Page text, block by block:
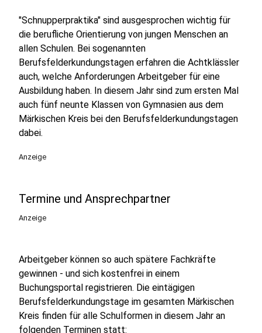
"Schnupperpraktika" sind ausgesprochen wichtig für
die berufliche Orientierung von jungen Menschen an
allen Schulen. Bei sogenannten
Berufsfelderkundungstagen erfahren die Achtklässler
auch, welche Anforderungen Arbeitgeber für eine
Ausbildung haben. In diesem Jahr sind zum ersten Mal
auch fünf neunte Klassen von Gymnasien aus dem
Märkischen Kreis bei den Berufsfelderkundungstagen
dabei.
Anzeige
Termine und Ansprechpartner
Anzeige
Arbeitgeber können so auch spätere Fachkräfte
gewinnen - und sich kostenfrei in einem
Buchungsportal registrieren. Die eintägigen
Berufsfelderkundungstage im gesamten Märkischen
Kreis finden für alle Schulformen in diesem Jahr an
folgenden Terminen statt: